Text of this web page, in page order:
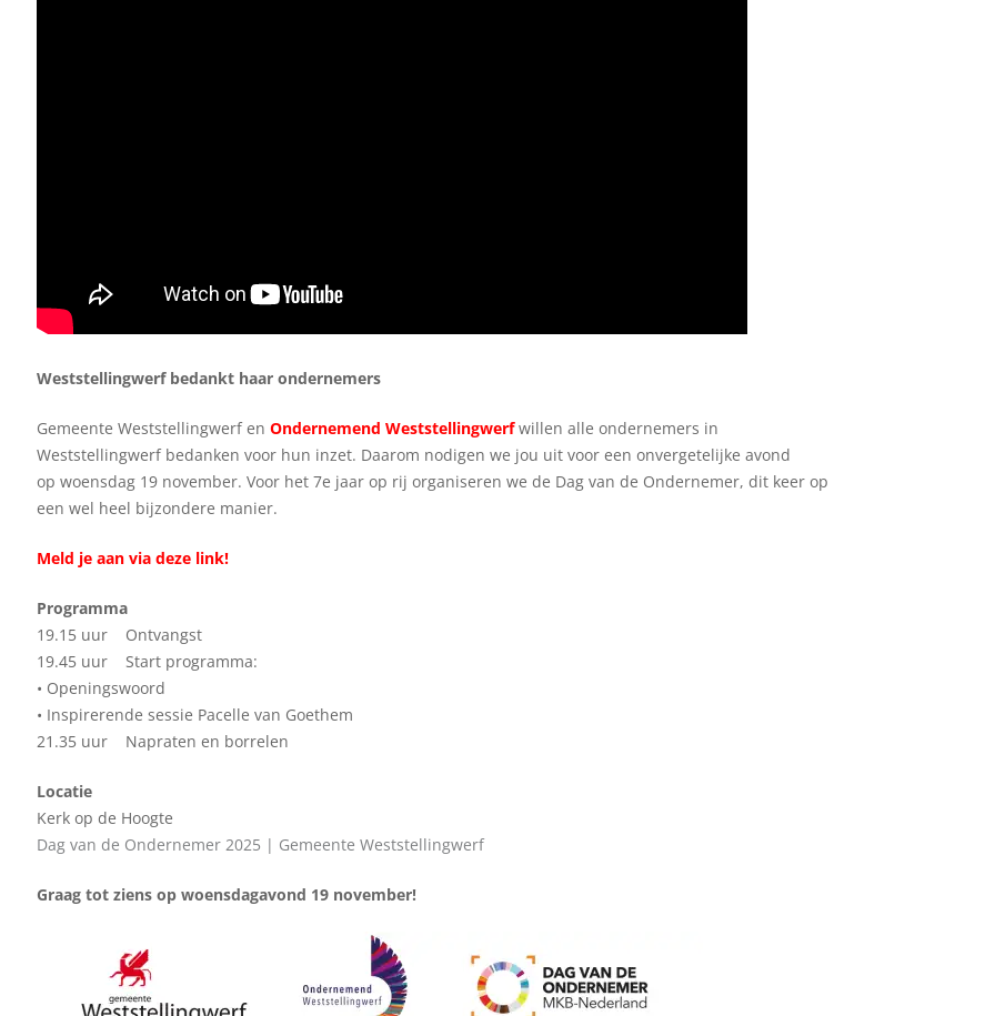
Weststellingwerf bedankt haar ondernemers
Gemeente Weststellingwerf en Ondernemend Weststellingwerf willen alle ondernemers in
Weststellingwerf bedanken voor hun inzet. Daarom nodigen we jou uit voor een onvergetelijke avond
op woensdag 19 november. Voor het 7e jaar op rij organiseren we de Dag van de Ondernemer, dit keer op
een wel heel bijzondere manier.
Meld je aan via deze link!
Programma
19.15 uur Ontvangst
19.45 uur Start programma:
• Openingswoord
• Inspirerende sessie Pacelle van Goethem
21.35 uur Napraten en borrelen
Locatie
Kerk op de Hoogte
Dag van de Ondernemer 2025 | Gemeente Weststellingwerf
Graag tot ziens op woensdagavond 19 november!